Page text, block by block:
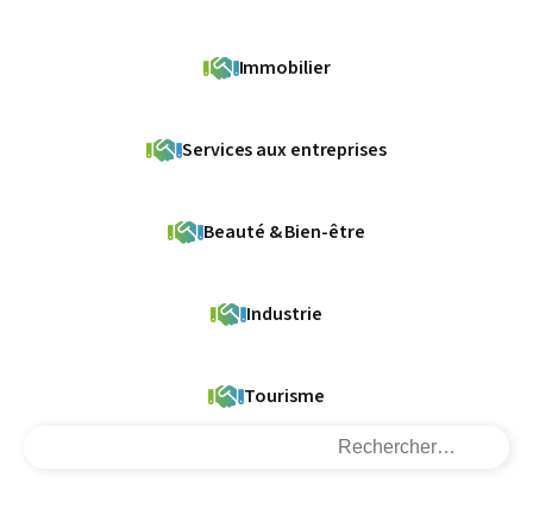
Immobilier
Services aux entreprises
Beauté & Bien-être
Industrie
Tourisme